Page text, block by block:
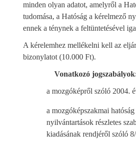
minden olyan adatot, amelyről a
tudomása, a Hatóság a kérelmező
ennek a ténynek a feltüntetésével
A kérelemhez mellékelni kell az
bizonylatot (10.000 Ft).
Vonatkozó
a mozgóképről szóló 2004.
a mozgóképszakmai
nyilvántartások részletes
kiadásának rendjéről szóló